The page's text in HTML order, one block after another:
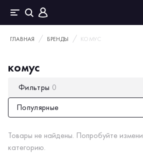
ГЛАВНАЯ БРЕНДЫ КОМУС
комус
Фильтры 0
Популярные
Товары не найдены. Попробуйте
категорию.